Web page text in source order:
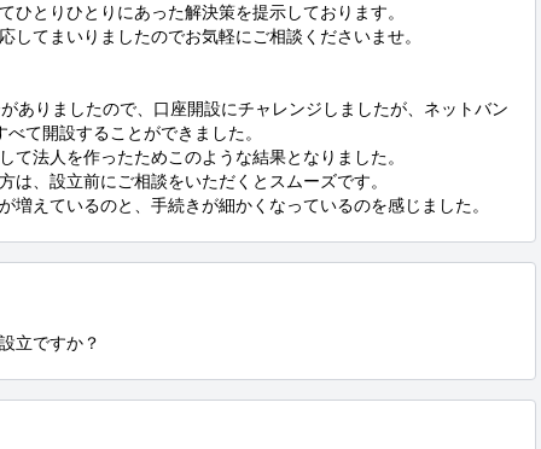
ひとりひとりにあった解決策を提示しております。
してまいりましたのでお気軽にご相談くださいませ。
ありましたので、口座開設にチャレンジしましたが、ネットバン
て開設することができました。
て法人を作ったためこのような結果となりました。
は、設立前にご相談をいただくとスムーズです。
増えているのと、手続きが細かくなっているのを感じました。
立ですか？